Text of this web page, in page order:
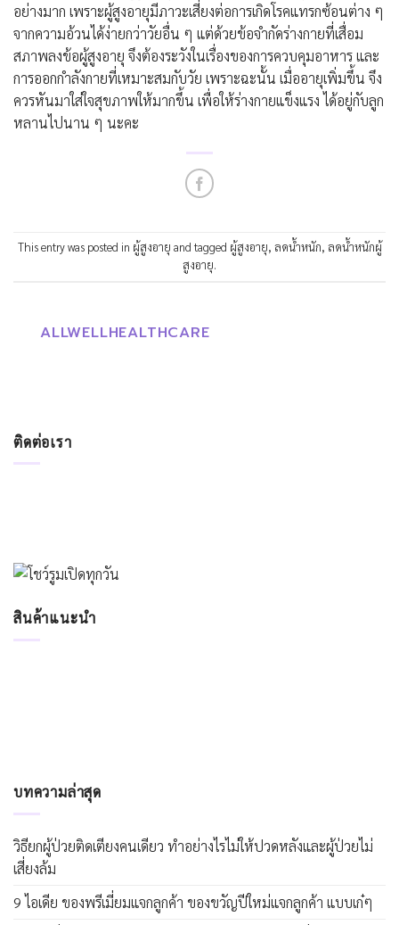
อย่างมาก เพราะผู้สูงอายุมีภาวะเสี่ยงต่อการเกิดโรคแทรกซ้อนต่าง ๆ
จากความอ้วนได้ง่ายกว่าวัยอื่น ๆ แต่ด้วยข้อจำกัดร่างกายที่เสื่อม
สภาพลงข้อผู้สูงอายุ จึงต้องระวังในเรื่องของการควบคุมอาหาร และ
การออกกำลังกายที่เหมาะสมกับวัย เพราะฉะนั้น เมื่ออายุเพิ่มขึ้น จึง
ควรหันมาใส่ใจสุขภาพให้มากขึ้น เพื่อให้ร่างกายแข็งแรงได้อยู่กับลูก
หลานไปนาน ๆ นะคะ
This entry was posted in ผู้สูงอายุ and tagged ผู้สูงอายุ, ลดน้ำหนัก, ลดน้ำหนักผู้
สูงอายุ.
ALLWELLHEALTHCARE
ติดต่อเรา
สินค้าแนะนำ
บทความล่าสุด
วิธียกผู้ป่วยติดเตียงคนเดียว ทำอย่างไรไม่ให้ปวดหลังและผู้ป่วยไม่
เสี่ยงล้ม
9 ไอเดีย ของพรีเมี่ยมแจกลูกค้า ของขวัญปีใหม่แจกลูกค้า แบบเก๋ๆ